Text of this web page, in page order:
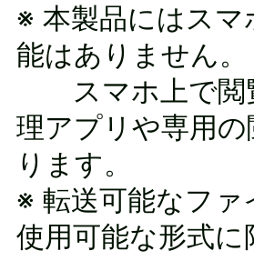
※ 本製品にはス
能はありません。
スマホ上で閲
理アプリや専用
ります。
※ 転送可能なファ
使用可能な形式に